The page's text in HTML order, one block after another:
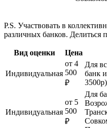
P.S. Участвовать в
различных банков.
Вид оценки Цена
Индивидуальная
от 4
500
₽
Для
банк
3500р)
Индивидуальная
от 5
500
₽
Для